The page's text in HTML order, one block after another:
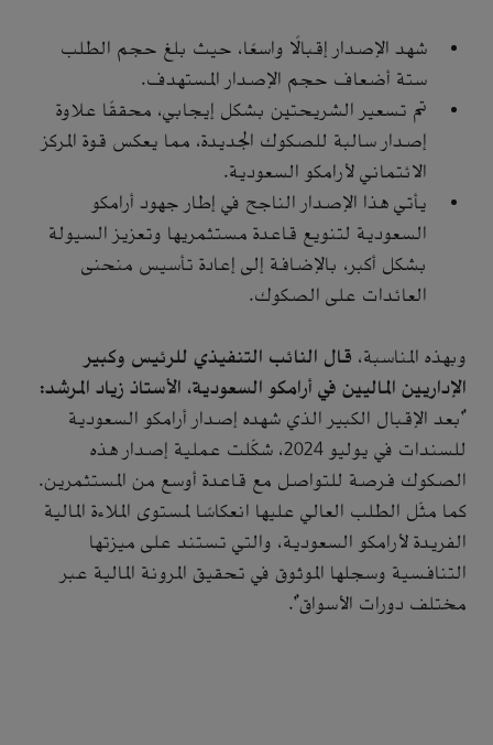
شهد الإصدار إقبالًا واسعًا، حيث بلغ حجم الطلب
ستة أضعاف حجم الإصدار المستهدف.
تم تسعير الشريحتين بشكل إيجابي، محققًا علاوة
إصدار سالبة للصكوك الجديدة، مما يعكس قوة المركز
الائتماني لأرامكو السعودية.
يأتي هذا الإصدار الناجح في إطار جهود أرامكو
السعودية لتنويع قاعدة مستثمريها وتعزيز السيولة
بشكل أكبر، بالإضافة إلى إعادة تأسيس منحنى
العائدات على الصكوك.
وبهذه المناسبة، قال النائب التنفيذي للرئيس وكبير
الإداريين الماليين في أرامكو السعودية، الأستاذ زياد المرشد:
"بعد الإقبال الكبير الذي شهده إصدار أرامكو السعودية
للسندات في يوليو 2024، شكّلت عملية إصدار هذه
الصكوك فرصة للتواصل مع قاعدة أوسع من المستثمرين.
كما مثّل الطلب العالي عليها انعكاسًا لمستوى الملاءة المالية
الفريدة لأرامكو السعودية، والتي تستند على ميزتها
التنافسية وسجلها الموثوق في تحقيق المرونة المالية عبر
مختلف دورات الأسواق".